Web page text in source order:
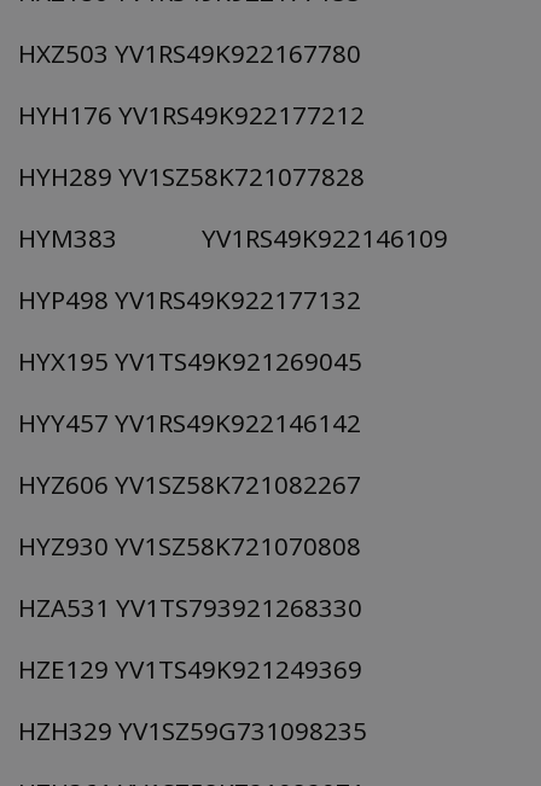
HXZ503 YV1RS49K922167780
HYH176 YV1RS49K922177212
HYH289 YV1SZ58K721077828
HYM383 YV1RS49K922146109
HYP498 YV1RS49K922177132
HYX195 YV1TS49K921269045
HYY457 YV1RS49K922146142
HYZ606 YV1SZ58K721082267
HYZ930 YV1SZ58K721070808
HZA531 YV1TS793921268330
HZE129 YV1TS49K921249369
HZH329 YV1SZ59G731098235